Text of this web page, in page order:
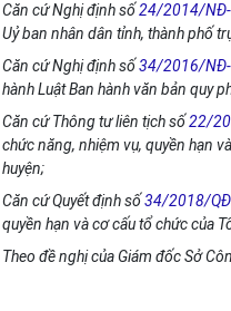
Căn cứ Nghị định số24/2014/
Uỷ ban nhân dân tỉnh, thành phố
Căn cứ Nghị định số34/2016/
hành Luật Ban hành văn bản quy
Căn cứ Thông tư liên tịch số22/
chức năng, nhiệm vụ, quyền hạn
huyện;
Căn cứ Quyết định số34/2018/
quyền hạn và cơ cấu tổ chức của
Theo đề nghị của Giám đốc Sở